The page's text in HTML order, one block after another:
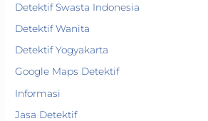
Detektif Swasta Indonesia
Detektif Wanita
Detektif Yogyakarta
Google Maps Detektif
Informasi
Jasa Detektif